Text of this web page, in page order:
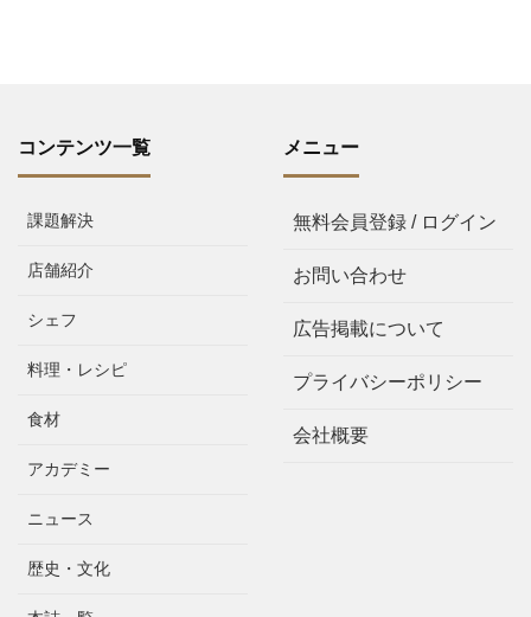
コンテンツ一覧
課題解決
店舗紹介
シェフ
料理・レシピ
食材
アカデミー
ニュース
歴史・文化
メニュー
無料会員登録 / ログイン
お問い合わせ
広告掲載について
プライバシーポリシー
会社概要